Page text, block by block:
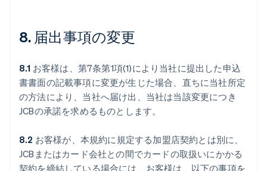
8. 届出事項の変更
8.1 お客様は、第7条第1項(1)により当社に提出した申込
書書面の記載事項に変更が生じた場合、直ちに当社所定
の方法により、当社へ届け出、当社は当該変更につき
JCBの承諾を求めるものとします。
8.2 お客様が、本規約に規定する加盟店契約とは別に、
JCBまたはカード会社との間でカードの取扱いにかかる
契約を締結している場合には、お客様は、以下の事項を